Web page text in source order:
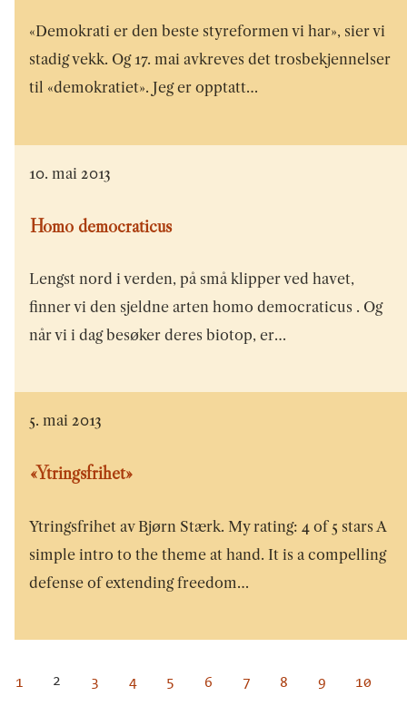
«Demokrati er den beste styreformen vi har», sier vi
stadig vekk. Og 17. mai avkreves det trosbekjennelser
til «demokratiet». Jeg er opptatt…
10. mai 2013
Homo democraticus
Lengst nord i verden, på små klipper ved havet,
finner vi den sjeldne arten homo democraticus . Og
når vi i dag besøker deres biotop, er…
5. mai 2013
«Ytringsfrihet»
Ytringsfrihet av Bjørn Stærk. My rating: 4 of 5 stars A
simple intro to the theme at hand. It is a compelling
defense of extending freedom…
1 2 3 4 5 6 7 8 9 10